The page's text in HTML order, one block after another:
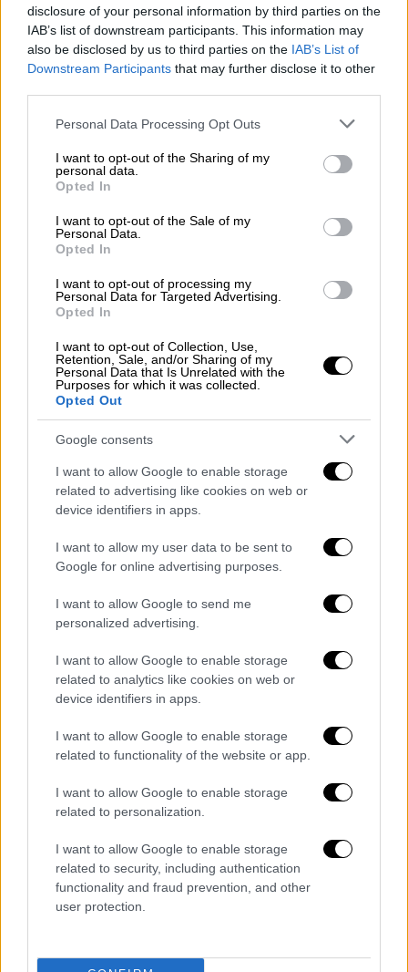
disclosure of your personal information by third parties on the
IAB’s list of downstream participants. This information may
also be disclosed by us to third parties on the IAB’s List of
Downstream Participants that may further disclose it to other
Please note that this website/app uses one or more Google
not limited to your visit or usage behaviour. You may click to
grant or deny consent to Google and its third-party tags to
use your data for below specified purposes in below Google
consent section.
Personal Data Processing Opt Outs
I want to opt-out of the Sharing of my
personal data.
Opted In
I want to opt-out of the Sale of my
Personal Data.
Opted In
I want to opt-out of processing my
Personal Data for Targeted Advertising.
Opted In
I want to opt-out of Collection, Use,
Retention, Sale, and/or Sharing of my
Personal Data that Is Unrelated with the
Purposes for which it was collected.
Opted Out
Google consents
I want to allow Google to enable storage
related to advertising like cookies on web or
device identifiers in apps.
I want to allow my user data to be sent to
Google for online advertising purposes.
I want to allow Google to send me
personalized advertising.
I want to allow Google to enable storage
related to analytics like cookies on web or
device identifiers in apps.
I want to allow Google to enable storage
related to functionality of the website or app.
I want to allow Google to enable storage
related to personalization.
I want to allow Google to enable storage
related to security, including authentication
functionality and fraud prevention, and other
user protection.
Our Network|22.04.2026 21:00
6 επεισόδια, βλέπονται μονορούφι: Η
σειρά του Ertflix που το Gemini της
Την προτείνει ανεπιφύλακτα!
Our Network | 17.04.2026 13:30
μόλις ανέβασε την ταινία που πρέπει να
βλέπεις τουλάχιστον 1 φορά το μήνα
Ξανά και ξανά γιατί αυτό είναι το σωστό!